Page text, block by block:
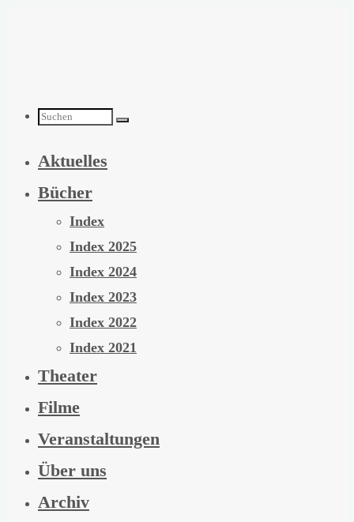
Suchen
nach:
Aktuelles
Bücher
Index
Index 2025
Index 2024
Index 2023
Index 2022
Index 2021
Theater
Filme
Veranstaltungen
Über uns
Archiv